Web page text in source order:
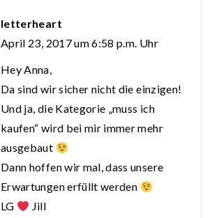
letterheart
April 23, 2017 um 6:58 p.m. Uhr
Hey Anna,
Da sind wir sicher nicht die einzigen!
Und ja, die Kategorie „muss ich
kaufen“ wird bei mir immer mehr
ausgebaut
Dann hoffen wir mal, dass unsere
Erwartungen erfüllt werden
LG
Jill